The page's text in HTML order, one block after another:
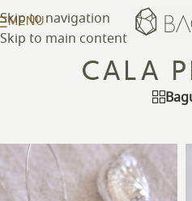
Skip to navigation
Skip to main content
MENU
CALA